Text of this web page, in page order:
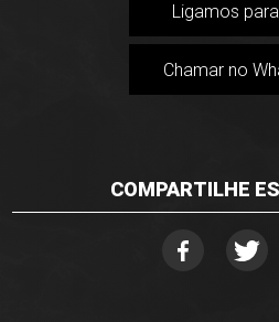
Ligamos
Chamar no
COMPARTILHE